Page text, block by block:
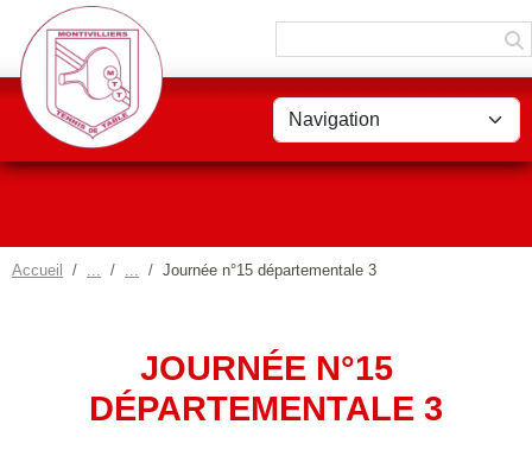
Accueil Journée n°15 départementale 3
JOURNÉE N°15
DÉPARTEMENTALE 3
Panneau de gestion des cookies